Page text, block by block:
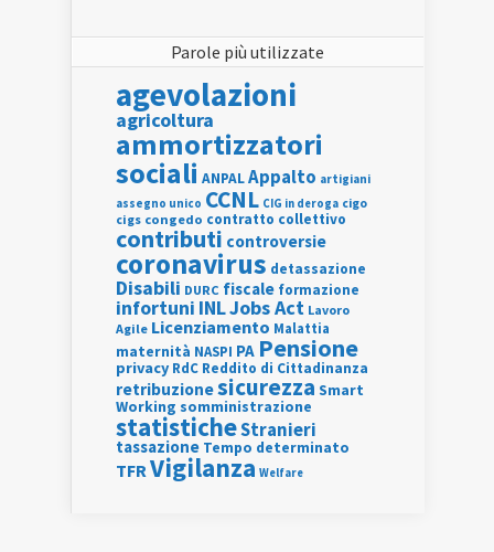
Parole più utilizzate
agevolazioni
agricoltura
ammortizzatori
sociali ANPALAppalto artigiani
assegno unico CCNL CIG in deroga cigo
cigs congedo contratto collettivo
contributi controversie
coronavirus detassazione
Disabili DURC fiscale formazione
infortuni INLJobs Act Lavoro
Agile Licenziamento Malattia
maternità NASPI PA Pensione
privacy RdC Reddito di Cittadinanza
retribuzionesicurezza Smart
Working somministrazione
statisticheStranieri
tassazione Tempo determinato
TFRVigilanza Welfare